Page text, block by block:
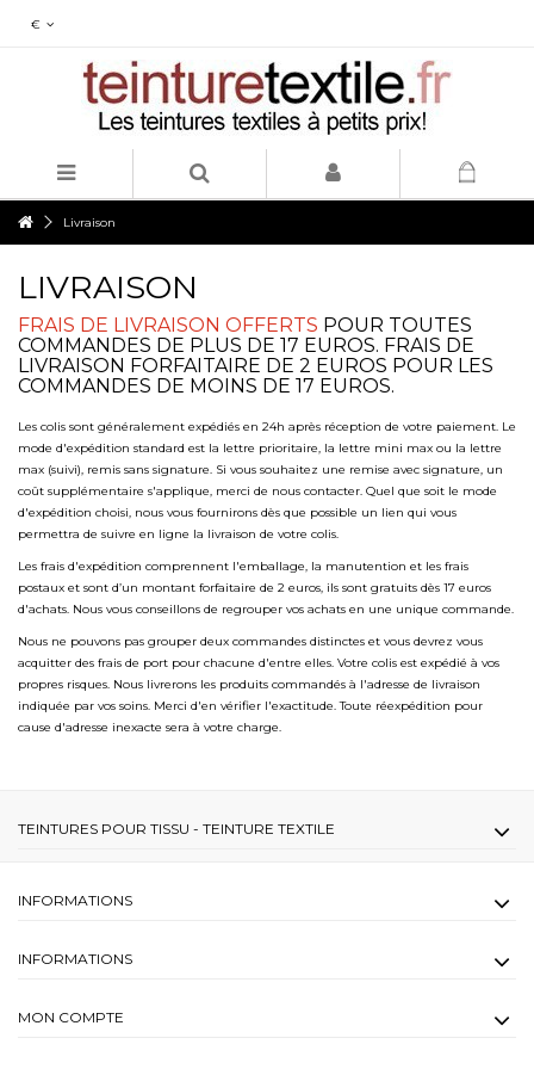
€
Livraison
LIVRAISON
FRAIS DE LIVRAISON OFFERTS POUR TOUTES
COMMANDES DE PLUS DE 17 EUROS. FRAIS DE
LIVRAISON FORFAITAIRE DE 2 EUROS POUR LES
COMMANDES DE MOINS DE 17 EUROS.
Les colis sont généralement expédiés en 24h après réception de votre paiement. Le
mode d'expédition standard est la lettre prioritaire, la lettre mini max ou la lettre
max (suivi), remis sans signature. Si vous souhaitez une remise avec signature, un
coût supplémentaire s'applique, merci de nous contacter. Quel que soit le mode
d'expédition choisi, nous vous fournirons dès que possible un lien qui vous
permettra de suivre en ligne la livraison de votre colis.
Les frais d'expédition comprennent l'emballage, la manutention et les frais
postaux et sont d’un montant forfaitaire de 2 euros, ils sont gratuits dès 17 euros
d'achats. Nous vous conseillons de regrouper vos achats en une unique commande.
Nous ne pouvons pas grouper deux commandes distinctes et vous devrez vous
acquitter des frais de port pour chacune d'entre elles. Votre colis est expédié à vos
propres risques. Nous livrerons les produits commandés à l'adresse de livraison
indiquée par vos soins. Merci d'en vérifier l'exactitude. Toute réexpédition pour
cause d'adresse inexacte sera à votre charge.
TEINTURES POUR TISSU - TEINTURE TEXTILE
INFORMATIONS
INFORMATIONS
MON COMPTE